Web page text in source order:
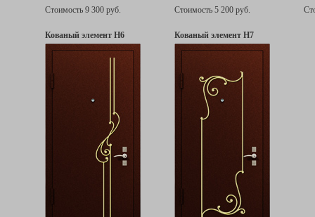
Стоимость 9 300 руб. Стоимость 5 200 руб.
Кованый элемент Н6 Кованый элемент Н7